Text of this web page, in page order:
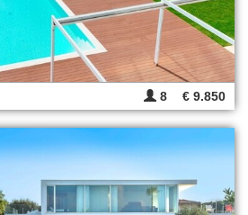
8 € 9.850